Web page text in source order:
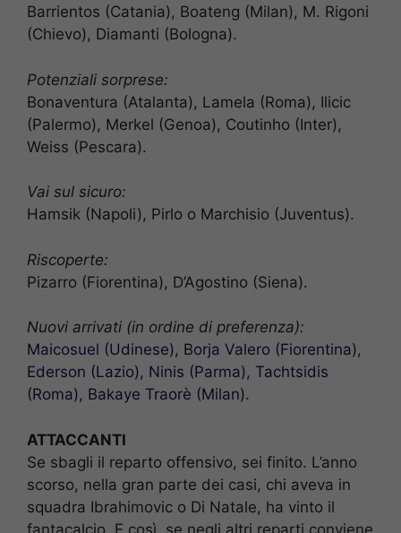
Barrientos (Catania), Boateng (Milan), M. Rigoni
(Chievo), Diamanti (Bologna).
Potenziali sorprese:
Bonaventura (Atalanta), Lamela (Roma), Ilicic
(Palermo), Merkel (Genoa), Coutinho (Inter),
Weiss (Pescara).
Vai sul sicuro:
Hamsik (Napoli), Pirlo o Marchisio (Juventus).
Riscoperte:
Pizarro (Fiorentina), D’Agostino (Siena).
Nuovi arrivati (in ordine di preferenza):
Maicosuel (Udinese), Borja Valero (Fiorentina),
Ederson (Lazio), Ninis (Parma), Tachtsidis
(Roma), Bakaye Traorè (Milan).
ATTACCANTI
Se sbagli il reparto offensivo, sei finito. L’anno
scorso, nella gran parte dei casi, chi aveva in
squadra Ibrahimovic o Di Natale, ha vinto il
fantacalcio. E così, se negli altri reparti conviene